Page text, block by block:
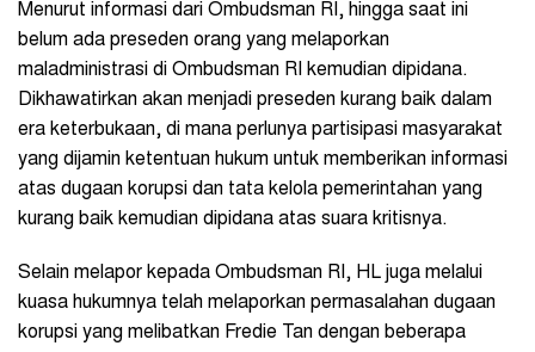
Menurut informasi dari Ombudsman RI, hingga saat ini
belum ada preseden orang yang melaporkan
maladministrasi di Ombudsman RI kemudian dipidana.
Dikhawatirkan akan menjadi preseden kurang baik dalam
era keterbukaan, di mana perlunya partisipasi masyarakat
yang dijamin ketentuan hukum untuk memberikan informasi
atas dugaan korupsi dan tata kelola pemerintahan yang
kurang baik kemudian dipidana atas suara kritisnya.
Selain melapor kepada Ombudsman RI, HL juga melalui
kuasa hukumnya telah melaporkan permasalahan dugaan
korupsi yang melibatkan Fredie Tan dengan beberapa